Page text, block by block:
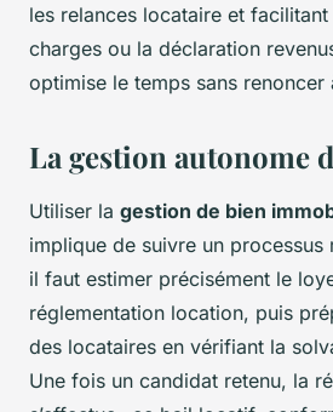
les relances locataire et
charges ou la déclaration
optimise le temps sans renoncer
La gestion autonome
Utiliser la gestion de bien
implique de suivre un processus
il faut estimer précisément le
réglementation location, puis
des locataires en vérifiant la
Une fois un candidat retenu, la